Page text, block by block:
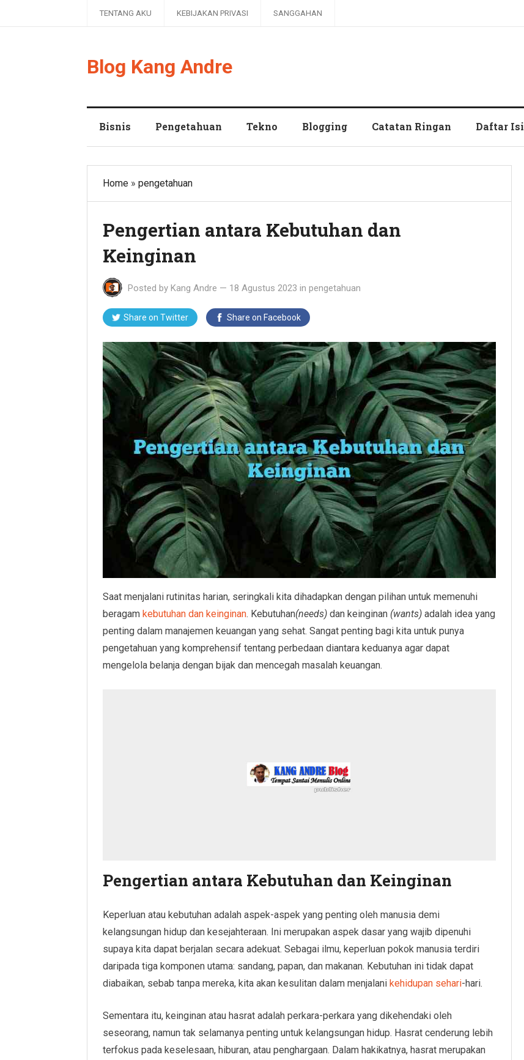
TENTANG AKU KEBIJAKAN PRIVASI SANGGAHAN
Blog Kang Andre
Bisnis Pengetahuan Tekno Blogging Catatan Ringan Daftar Isi
Home » pengetahuan
Pengertian antara Kebutuhan dan
Keinginan
Posted by Kang Andre — 18 Agustus 2023 in pengetahuan
Share on Twitter Share on Facebook
Saat menjalani rutinitas harian, seringkali kita dihadapkan dengan pilihan untuk memenuhi
beragam kebutuhan dan keinginan. Kebutuhan(needs) dan keinginan (wants) adalah idea yang
penting dalam manajemen keuangan yang sehat. Sangat penting bagi kita untuk punya
pengetahuan yang komprehensif tentang perbedaan diantara keduanya agar dapat
mengelola belanja dengan bijak dan mencegah masalah keuangan.
Pengertian antara Kebutuhan dan Keinginan
Keperluan atau kebutuhan adalah aspek-aspek yang penting oleh manusia demi
kelangsungan hidup dan kesejahteraan. Ini merupakan aspek dasar yang wajib dipenuhi
supaya kita dapat berjalan secara adekuat. Sebagai ilmu, keperluan pokok manusia terdiri
daripada tiga komponen utama: sandang, papan, dan makanan. Kebutuhan ini tidak dapat
diabaikan, sebab tanpa mereka, kita akan kesulitan dalam menjalani kehidupan sehari-hari.
Sementara itu, keinginan atau hasrat adalah perkara-perkara yang dikehendaki oleh
seseorang, namun tak selamanya penting untuk kelangsungan hidup. Hasrat cenderung lebih
terfokus pada keselesaan, hiburan, atau penghargaan. Dalam hakikatnya, hasrat merupakan